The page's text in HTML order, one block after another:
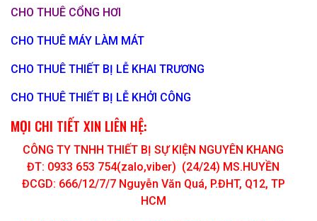
CHO THUÊ CỔNG HƠI
CHO THUÊ MÁY LÀM MÁT
CHO THUÊ THIẾT BỊ LỄ KHAI TRƯƠNG
CHO THUÊ THIẾT BỊ LỄ KHỞI CÔNG
MỌI CHI TIẾT XIN LIÊN HỆ:
CÔNG TY TNHH THIẾT BỊ SỰ KIỆN NGUYÊN KHANG
ĐT: 0933 653 754(zalo,viber) (24/24) MS.HUYỀN
ĐCGD: 666/12/7/7 Nguyễn Văn Quá, P.ĐHT, Q12, TP
HCM